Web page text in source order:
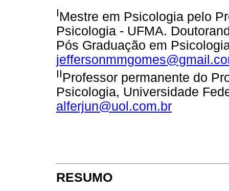
IMestre em Psicologia pelo
Psicologia - UFMA.
Pós Graduação em
IIProfessor permanente do
Psicologia, Universidade
alferjun@uol.com.br
RESUMO